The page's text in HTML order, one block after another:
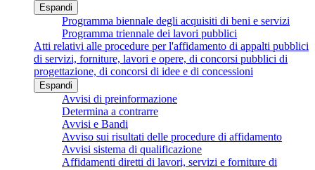
Espandi
Programma biennale degli acquisiti di beni e servizi
Programma triennale dei lavori pubblici
Atti relativi alle procedure per l'affidamento di appalti pubblici
di servizi, forniture, lavori e opere, di concorsi pubblici di
progettazione, di concorsi di idee e di concessioni
Espandi
Avvisi di preinformazione
Determina a contrarre
Avvisi e Bandi
Avviso sui risultati delle procedure di affidamento
Avvisi sistema di qualificazione
Affidamenti diretti di lavori, servizi e forniture di